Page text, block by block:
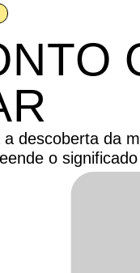
descoberta da
o